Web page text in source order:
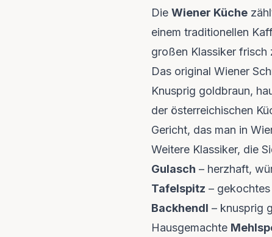
Die Wiener Küche
einem traditionellen
großen Klassiker frisch
Das original Wiener
Knusprig goldbraun,
der österreichischen
Gericht, das man in
Weitere Klassiker, die
Gulasch – herzhaft,
Tafelspitz –
Backhendl – knusprig
Hausgemachte